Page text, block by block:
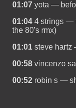
01:07 yota —
01:04 4 strings —
the 80's rmx)
01:01 steve hartz
00:58 vincenzo
00:52 robin s —